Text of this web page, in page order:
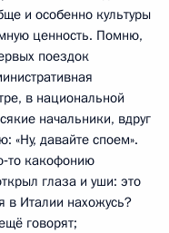
и особенно культуры
ценность. Помню,
поездок
в национальной
начальники, вдруг
«Ну, давайте споем».
какофонию
глаза и уши: это
в Италии нахожусь?
говорят;